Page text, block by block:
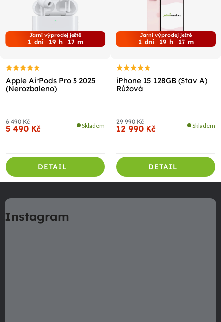
Jarní výprodej ještě
1 dni 19 h 17 m
Apple AirPods Pro 3 2025
(Nerozbaleno)
6 490 Kč
5 490 Kč Skladem
DETAIL
Jarní výprodej ještě
1 dni 19 h 17 m
iPhone 15 128GB (Stav A)
Růžová
29 990 Kč
12 990 Kč Skladem
DETAIL
á
pInstagram